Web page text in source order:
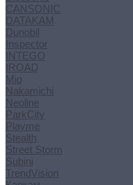
CANSONIC
DATAKAM
Dunobil
Inspector
INTEGO
IROAD
Mio
Nakamichi
Neoline
ParkCity
Playme
Stealth
Street Storm
Subini
TrendVision